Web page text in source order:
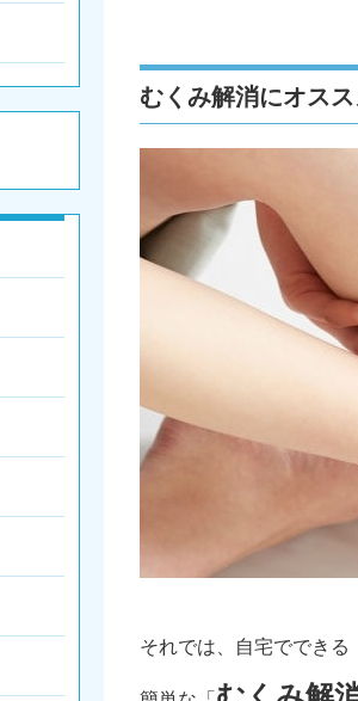
むくみ解消にオス
それでは、自宅でできる